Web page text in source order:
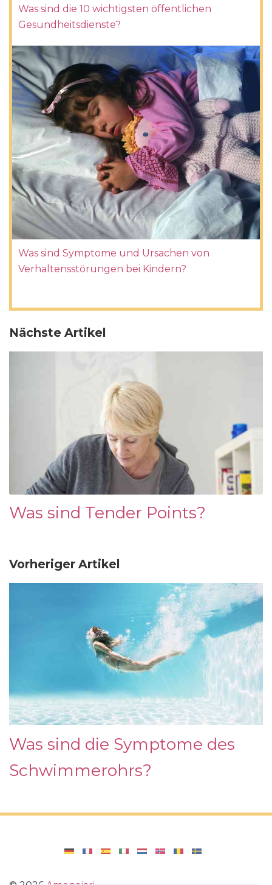
Was sind die 10 wichtigsten öffentlichen
Gesundheitsdienste?
Was sind Symptome und Ursachen von
Verhaltensstörungen bei Kindern?
Nächste Artikel
Was sind Tender Points?
Vorheriger Artikel
Was sind die Symptome des
Schwimmerohrs?